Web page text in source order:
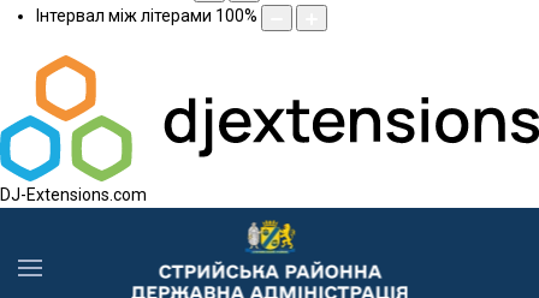
Інтервал між літерами 100%
DJ-Extensions.com